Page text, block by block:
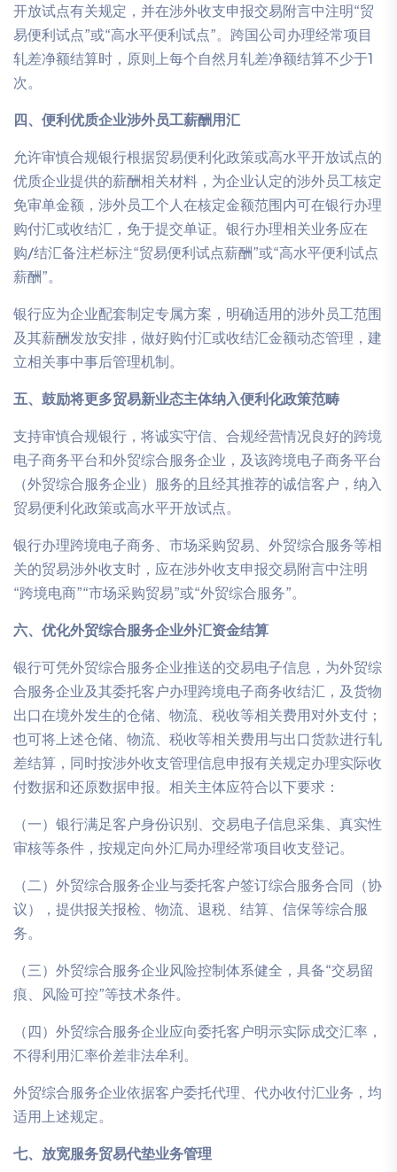
开放试点有关规定，并在涉外收支申报交易附言中注明“贸
易便利试点”或“高水平便利试点”。跨国公司办理经常项目
轧差净额结算时，原则上每个自然月轧差净额结算不少于1
次。
四、便利优质企业涉外员工薪酬用汇
允许审慎合规银行根据贸易便利化政策或高水平开放试点的
优质企业提供的薪酬相关材料，为企业认定的涉外员工核定
免审单金额，涉外员工个人在核定金额范围内可在银行办理
购付汇或收结汇，免于提交单证。银行办理相关业务应在
购/结汇备注栏标注“贸易便利试点薪酬”或“高水平便利试点
薪酬”。
银行应为企业配套制定专属方案，明确适用的涉外员工范围
及其薪酬发放安排，做好购付汇或收结汇金额动态管理，建
立相关事中事后管理机制。
五、鼓励将更多贸易新业态主体纳入便利化政策范畴
支持审慎合规银行，将诚实守信、合规经营情况良好的跨境
电子商务平台和外贸综合服务企业，及该跨境电子商务平台
（外贸综合服务企业）服务的且经其推荐的诚信客户，纳入
贸易便利化政策或高水平开放试点。
银行办理跨境电子商务、市场采购贸易、外贸综合服务等相
关的贸易涉外收支时，应在涉外收支申报交易附言中注明
“跨境电商”“市场采购贸易”或“外贸综合服务”。
六、优化外贸综合服务企业外汇资金结算
银行可凭外贸综合服务企业推送的交易电子信息，为外贸综
合服务企业及其委托客户办理跨境电子商务收结汇，及货物
出口在境外发生的仓储、物流、税收等相关费用对外支付；
也可将上述仓储、物流、税收等相关费用与出口货款进行轧
差结算，同时按涉外收支管理信息申报有关规定办理实际收
付数据和还原数据申报。相关主体应符合以下要求：
（一）银行满足客户身份识别、交易电子信息采集、真实性
审核等条件，按规定向外汇局办理经常项目收支登记。
（二）外贸综合服务企业与委托客户签订综合服务合同（协
议），提供报关报检、物流、退税、结算、信保等综合服
务。
（三）外贸综合服务企业风险控制体系健全，具备“交易留
痕、风险可控”等技术条件。
（四）外贸综合服务企业应向委托客户明示实际成交汇率，
不得利用汇率价差非法牟利。
外贸综合服务企业依据客户委托代理、代办收付汇业务，均
适用上述规定。
七、放宽服务贸易代垫业务管理